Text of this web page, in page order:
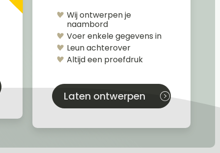
Wij ontwerpen je
naambord
Voer enkele gegevens in
Leun achterover
Altijd een proefdruk
Laten ontwerpen